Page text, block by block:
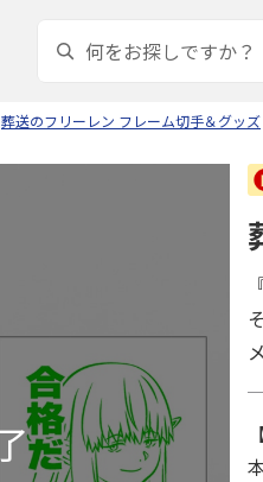
葬送のフリーレン フレーム切手＆グッズ